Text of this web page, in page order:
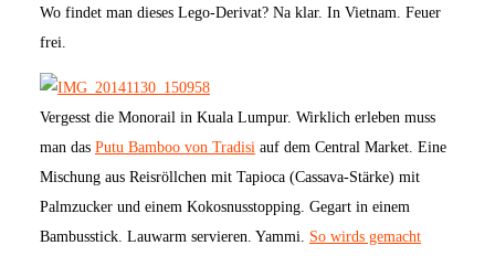
Wo findet man dieses Lego-Derivat? Na klar. In Vietnam. Feuer
frei.
Vergesst die Monorail in Kuala Lumpur. Wirklich erleben muss
man das Putu Bamboo von Tradisi auf dem Central Market. Eine
Mischung aus Reisröllchen mit Tapioca (Cassava-Stärke) mit
Palmzucker und einem Kokosnusstopping. Gegart in einem
Bambusstick. Lauwarm servieren. Yammi. So wirds gemacht